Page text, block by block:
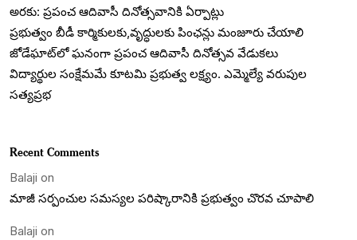
అరకు: ప్రపంచ ఆదివాసీ దినోత్సవానికి ఏర్పాట్లు
ప్రభుత్వం బీడీ కార్మికులకు,వృద్ధులకు పింఛన్లు మంజూరు చేయాలి
జోడేఘాట్‌లో ఘనంగా ప్రపంచ ఆదివాసీ దినోత్సవ వేడుకలు
విద్యార్థుల సంక్షేమమే కూటమి ప్రభుత్వ లక్ష్యం. ఎమ్మెల్యే వరుపుల
సత్యప్రభ
Recent Comments
Balaji on
మాజీ సర్పంచుల సమస్యల పరిష్కారానికి ప్రభుత్వం చొరవ చూపాలి
Balaji on